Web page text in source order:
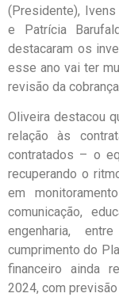
(Presidente),
e Patrícia
destacaram os
esse ano vai ter
revisão da
Oliveira destacou
relação às
contratados – o
recuperando o
em
comunicação,
engenharia,
cumprimento do
financeiro ainda
2024, com